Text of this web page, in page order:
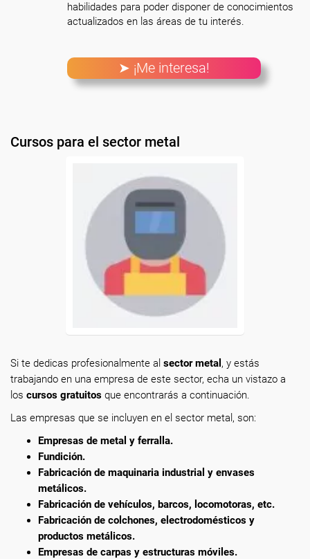
habilidades para poder disponer de conocimientos
actualizados en las áreas de tu interés.
➤ ¡Me interesa!
Cursos para el sector metal
Si te dedicas profesionalmente al sector metal , y estás
trabajando en una empresa de este sector, echa un vistazo a
los cursos gratuitos que encontrarás a continuación.
Las empresas que se incluyen en el sector metal, son:
Empresas de metal y ferralla.
Fundición.
Fabricación de maquinaria industrial y envases
metálicos.
Fabricación de vehículos, barcos, locomotoras, etc.
Fabricación de colchones, electrodomésticos y
productos metálicos.
Empresas de carpas y estructuras móviles.